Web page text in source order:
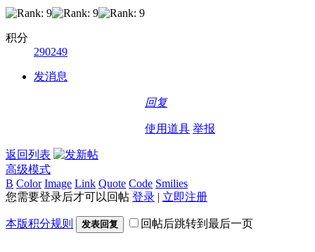
积分
290249
发消息
回复
使用道具 举报
返回列表
高级模式
B Color Image Link Quote Code Smilies
您需要登录后才可以回帖 登录 | 立即注册
本版积分规则 发表回复 回帖后跳转到最后一页